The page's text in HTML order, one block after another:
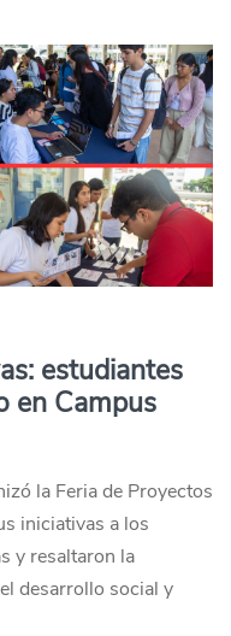
estudiantes
en Campus
la Feria de Proyectos
iniciativas a los
y resaltaron la
desarrollo social y